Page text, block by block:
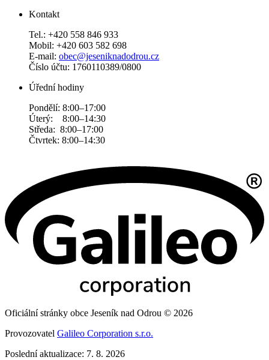
Kontakt
Tel.: +420 558 846 933
Mobil: +420 603 582 698
E-mail: obec@jeseniknadodrou.cz
Číslo účtu: 1760110389/0800
Úřední hodiny
Pondělí: 8:00–17:00
Úterý: 8:00–14:30
Středa: 8:00–17:00
Čtvrtek: 8:00–14:30
Oficiální stránky obce Jeseník nad Odrou © 2026
Provozovatel Galileo Corporation s.r.o.
Poslední aktualizace: 7. 8. 2026